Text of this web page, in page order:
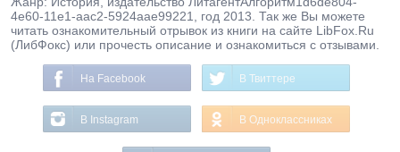
4e60-11e1-aac2-5924aae99221, год 2013. Так же Вы можете
читать ознакомительный отрывок из книги на сайте LibFox.Ru
(ЛибФокс) или прочесть описание и ознакомиться с отзывами.
На Facebook В Твиттере
В Instagram В Одноклассниках